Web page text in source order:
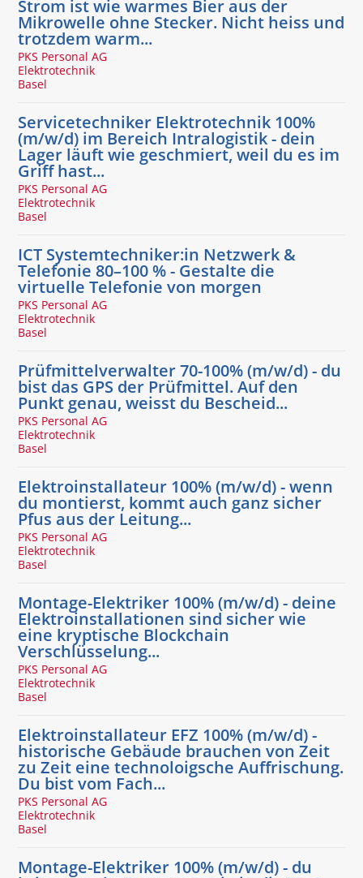
Strom ist wie warmes Bier aus der
Mikrowelle ohne Stecker. Nicht heiss und
trotzdem warm...
PKS Personal AG
Elektrotechnik
Basel
Servicetechniker Elektrotechnik 100%
(m/w/d) im Bereich Intralogistik - dein
Lager läuft wie geschmiert, weil du es im
Griff hast...
PKS Personal AG
Elektrotechnik
Basel
ICT Systemtechniker:in Netzwerk &
Telefonie 80–100 % - Gestalte die
virtuelle Telefonie von morgen
PKS Personal AG
Elektrotechnik
Basel
Prüfmittelverwalter 70-100% (m/w/d) - du
bist das GPS der Prüfmittel. Auf den
Punkt genau, weisst du Bescheid...
PKS Personal AG
Elektrotechnik
Basel
Elektroinstallateur 100% (m/w/d) - wenn
du montierst, kommt auch ganz sicher
Pfus aus der Leitung...
PKS Personal AG
Elektrotechnik
Basel
Montage-Elektriker 100% (m/w/d) - deine
Elektroinstallationen sind sicher wie
eine kryptische Blockchain
Verschlüsselung...
PKS Personal AG
Elektrotechnik
Basel
Elektroinstallateur EFZ 100% (m/w/d) -
historische Gebäude brauchen von Zeit
zu Zeit eine technoloigsche Auffrischung.
Du bist vom Fach...
PKS Personal AG
Elektrotechnik
Basel
Montage-Elektriker 100% (m/w/d) - du